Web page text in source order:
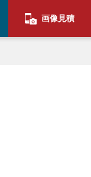
画像見積